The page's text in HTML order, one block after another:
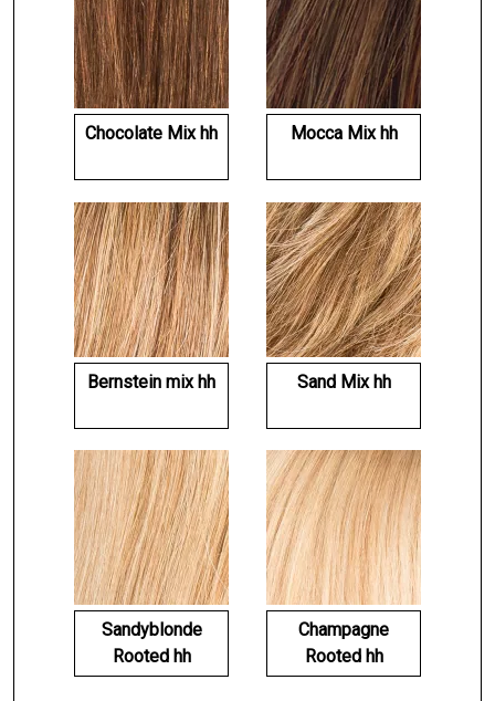
Chocolate Mix hh Mocca Mix hh
Bernstein mix hh Sand Mix hh
Sandyblonde
Rooted hh
Champagne
Rooted hh